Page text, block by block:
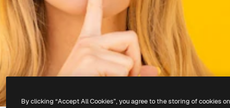
By clicking “Accept All Cookies”, you agree to the storing of cookies